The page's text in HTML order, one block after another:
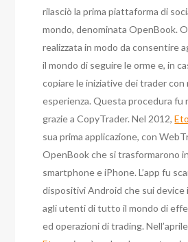
rilasciò la prima piattaforma di
mondo, denominata OpenBook.
realizzata in modo da consentire
il mondo di seguire le orme e, in
copiare le iniziative dei trader con
esperienza. Questa procedura fu
grazie a CopyTrader. Nel 2012,
sua prima applicazione, con
OpenBook che si trasformarono
smartphone e iPhone. L’app fu
dispositivi Android che sui device
agli utenti di tutto il mondo di
ed operazioni di trading.